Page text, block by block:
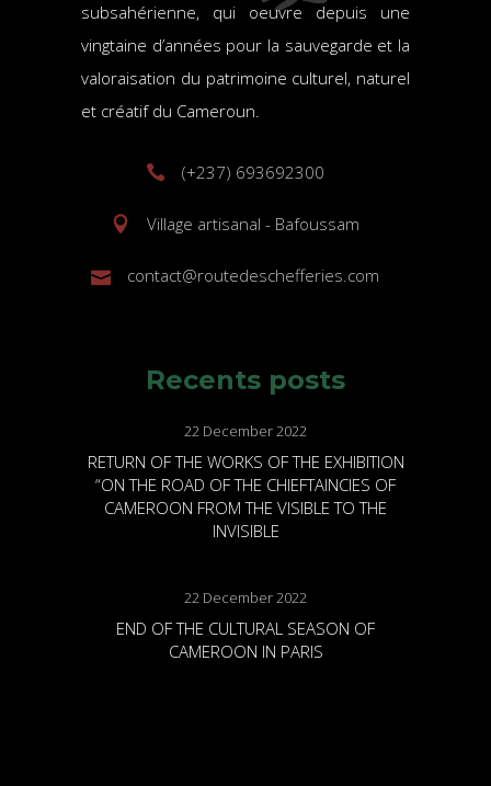
subsahérienne, qui oeuvre depuis une
vingtaine d’années pour la sauvegarde et la
valoraisation du patrimoine culturel, naturel
et créatif du Cameroun.
(+237) 693692300
Village artisanal - Bafoussam
contact@routedeschefferies.com
Recents posts
22 December 2022
RETURN OF THE WORKS OF THE EXHIBITION
“ON THE ROAD OF THE CHIEFTAINCIES OF
CAMEROON FROM THE VISIBLE TO THE
INVISIBLE
22 December 2022
END OF THE CULTURAL SEASON OF
CAMEROON IN PARIS